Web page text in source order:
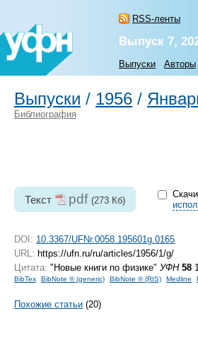
RSS-ленты
Выпуск 7,
Выпуски Авторы
Выпуски / 1956 /
Библиография
Текст pdf (273 Кб)
DOI: 10.3367/UFNr.0058.195601g.0165
URL: https://ufn.ru/ru/articles/1956/1/g/
Цитата: "Новые книги по физике" УФН 58
BibTex BibNote ® (generic) BibNote ® (RIS) Medline
Похожие статьи (20)